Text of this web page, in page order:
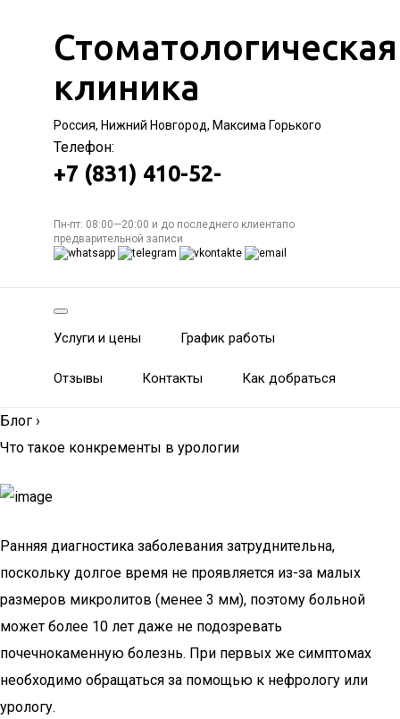
Стоматологическая
клиника
Россия, Нижний Новгород, Максима Горького
Телефон:
+7 (831) 410-52-
Пн-пт: 08:00—20:00 и до последнего клиентапо
предварительной записи
Услуги и цены График работы
Отзывы Контакты Как добраться
Блог ›
Что такое конкременты в урологии
Ранняя диагностика заболевания затруднительна,
поскольку долгое время не проявляется из-за малых
размеров микролитов (менее 3 мм), поэтому больной
может более 10 лет даже не подозревать
почечнокаменную болезнь. При первых же симптомах
необходимо обращаться за помощью к нефрологу или
урологу.